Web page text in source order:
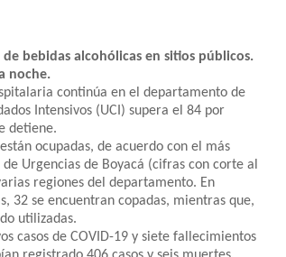
bebidas alcohólicas en sitios públicos.
noche.
continúa en el departamento de
Intensivos (UCI) supera el 84 por
detiene.
ocupadas, de acuerdo con el más
Urgencias de Boyacá (cifras con corte al
regiones del departamento. En
32 se encuentran copadas, mientras que,
utilizadas.
casos de COVID-19 y siete fallecimientos